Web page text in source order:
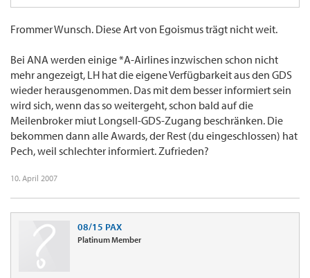
Frommer Wunsch. Diese Art von Egoismus trägt nicht weit.
Bei ANA werden einige *A-Airlines inzwischen schon nicht
mehr angezeigt, LH hat die eigene Verfügbarkeit aus den GDS
wieder herausgenommen. Das mit dem besser informiert sein
wird sich, wenn das so weitergeht, schon bald auf die
Meilenbroker miut Longsell-GDS-Zugang beschränken. Die
bekommen dann alle Awards, der Rest (du eingeschlossen) hat
Pech, weil schlechter informiert. Zufrieden?
10. April 2007
08/15 PAX
Platinum Member